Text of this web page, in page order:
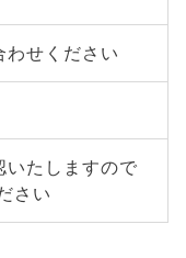
わせください
いたしますので
さい